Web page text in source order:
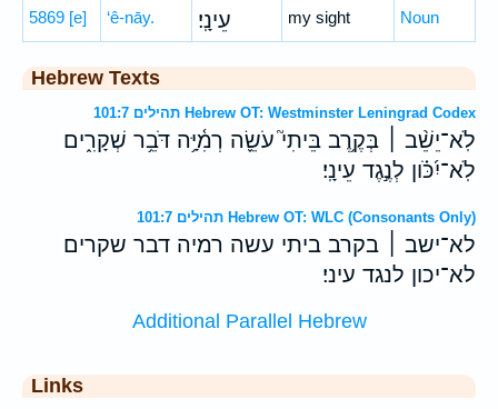
5869 [e] ‘ê-nāy. עֵינָֽי׃ my sight Noun
Hebrew Texts
תהילים 101:7 Hebrew OT: Westminster Leningrad Codex
לֹֽא־יֵשֵׁ֨ב ׀ בְּקֶ֥רֶב בֵּיתִי֮ עֹשֵׂ֪ה רְמִ֫יָּ֥ה דֹּבֵ֥ר שְׁקָרִ֑ים
לֹֽא־יִ֝כֹּ֗ון לְנֶ֣גֶד עֵינָֽי׃
תהילים 101:7 Hebrew OT: WLC (Consonants Only)
לא־ישב ׀ בקרב ביתי עשה רמיה דבר שקרים
לא־יכון לנגד עיני׃
Additional Parallel Hebrew
Links